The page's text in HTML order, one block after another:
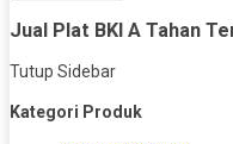
Jual Plat BKI A Tahan
Tutup Sidebar
Kategori Produk